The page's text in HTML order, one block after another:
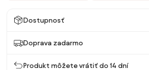
Dostupnosť
Doprava zadarmo
Produkt môžete vrátiť do 14 dní